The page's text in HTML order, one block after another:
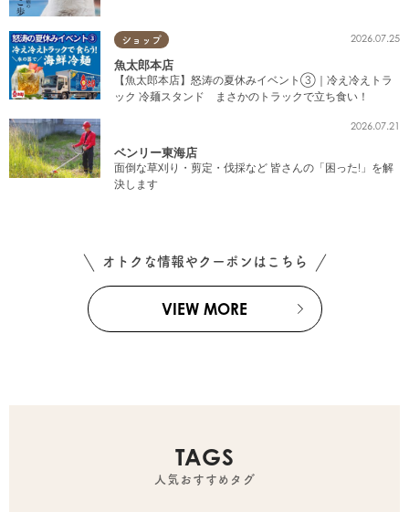
ショップ 2026.07.25
魚太郎本店
【魚太郎本店】怒涛の夏休みイベント③｜冷え冷えトラ
ック 冷麺スタンド まさかのトラックで立ち食い！
2026.07.21
ベンリー東海店
面倒な草刈り・剪定・伐採など 皆さんの「困った!」を解
決します
オトクな情報やクーポンはこちら
VIEW MORE
TAGS
人気おすすめタグ